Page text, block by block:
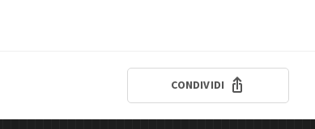
CONDIVIDI